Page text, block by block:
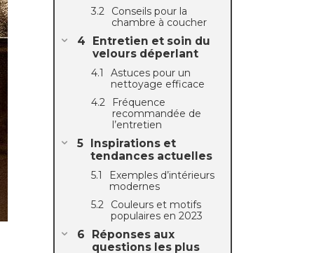
Conseils pour la
chambre à coucher
Entretien et soin du
velours déperlant
Astuces pour un
nettoyage efficace
Fréquence
recommandée de
l’entretien
Inspirations et
tendances actuelles
Exemples d’intérieurs
modernes
Couleurs et motifs
populaires en 2023
Réponses aux
questions les plus